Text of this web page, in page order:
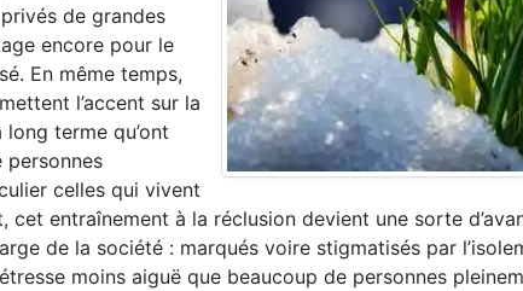
de grandes
encore pour le
En même temps,
l’accent sur la
terme qu’ont
personnes
celles qui vivent
cet entraînement à la réclusion devient une sorte
de la société : marqués voire stigmatisés par
moins aiguë que beaucoup de personnes